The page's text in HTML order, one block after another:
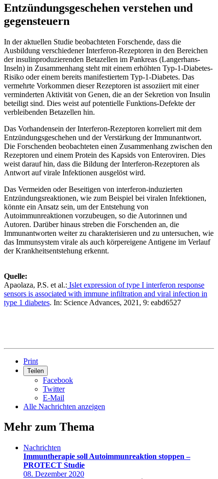
Entzündungsgeschehen verstehen und
gegensteuern
In der aktuellen Studie beobachteten Forschende, dass die
Ausbildung verschiedener Interferon-Rezeptoren in den Bereichen
der insulinproduzierenden Betazellen im Pankreas (Langerhans-
Inseln) in Zusammenhang steht mit einem erhöhten Typ-1-Diabetes-
Risiko oder einem bereits manifestiertem Typ-1-Diabetes. Das
vermehrte Vorkommen dieser Rezeptoren ist assoziiert mit einer
verminderten Aktivität von Genen, die an der Sekretion von Insulin
beteiligt sind. Dies weist auf potentielle Funktions-Defekte der
verbleibenden Betazellen hin.
Das Vorhandensein der Interferon-Rezeptoren korreliert mit dem
Entzündungsgeschehen und der Verstärkung der Immunantwort.
Die Forschenden beobachteten einen Zusammenhang zwischen den
Rezeptoren und einem Protein des Kapsids von Enteroviren. Dies
weist darauf hin, dass die Bildung der Interferon-Rezeptoren als
Antwort auf virale Infektionen ausgelöst wird.
Das Vermeiden oder Beseitigen von interferon-induzierten
Entzündungsreaktionen, wie zum Beispiel bei viralen Infektionen,
könnte ein Ansatz sein, um der Entstehung von
Autoimmunreaktionen vorzubeugen, so die Autorinnen und
Autoren. Darüber hinaus streben die Forschenden an, die
Immunantworten weiter zu charakterisieren und zu untersuchen, wie
das Immunsystem virale als auch körpereigene Antigene im Verlauf
der Krankheitsentstehung erkennt.
Quelle:
Apaolaza, P.S. et al.: Islet expression of type I interferon response
sensors is associated with immune infiltration and viral infection in
type 1 diabetes. In: Science Advances, 2021, 9: eabd6527
Print
Teilen
Facebook
Twitter
E-Mail
Alle Nachrichten anzeigen
Mehr zum Thema
Nachrichten
Immuntherapie soll Autoimmunreaktion stoppen –
PROTECT Studie
08. Dezember 2020